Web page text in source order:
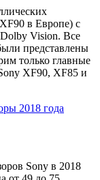
в Европе) с
Vision. Все
представлены
только главные
XF90, XF85 и
Sony в 2018